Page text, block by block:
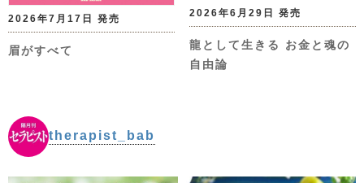
2026年7月17日 発売
眉がすべて
2026年6月29日 発売
龍として生きる お金と魂の
自由論
therapist_bab